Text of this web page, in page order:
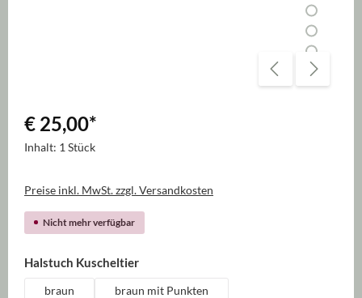
€ 25,00*
Inhalt: 1 Stück
Preise inkl. MwSt. zzgl. Versandkosten
Nicht mehr verfügbar
Halstuch Kuscheltierauswählen
braun
braun mit Punkten